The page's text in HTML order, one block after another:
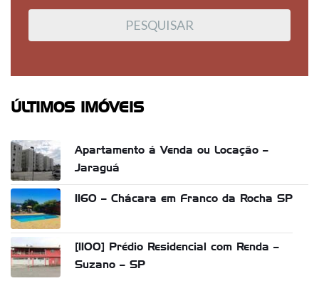
ÚLTIMOS IMÓVEIS
Apartamento á Venda ou Locação –
Jaraguá
1160 – Chácara em Franco da Rocha SP
[1100] Prédio Residencial com Renda –
Suzano – SP